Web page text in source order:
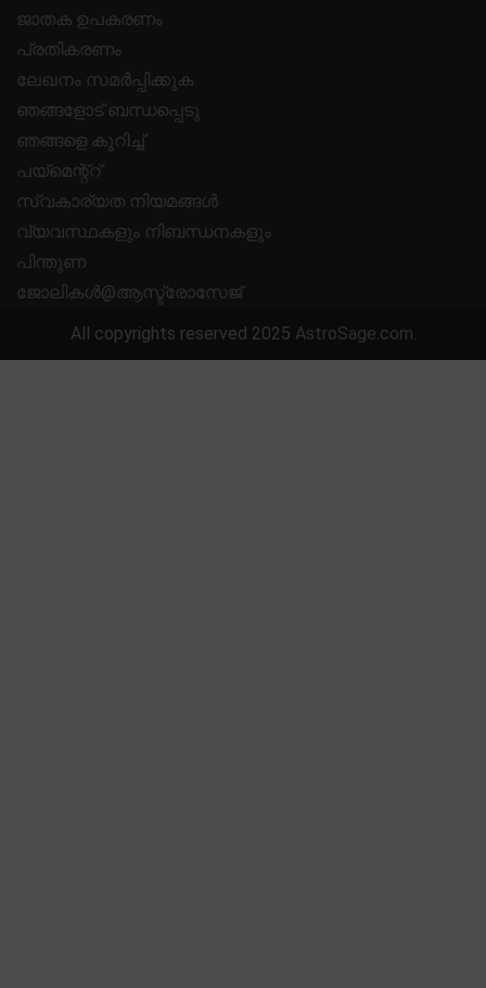
ജാതക ഉപകരണം
പ്രതികരണം
ലേഖനം സമർപ്പിക്കുക
ഞങ്ങളോട് ബന്ധപ്പെടു
ഞങ്ങളെ കുറിച്ച്
പയ്മെന്റ്റ്
സ്വകാര്യത നിയമങ്ങൾ
വ്യവസ്ഥകളും നിബന്ധനകളും
പിന്തുണ
ജോലികൾ@ആസ്ട്രോസേജ്
All copyrights reserved 2025 AstroSage.com.